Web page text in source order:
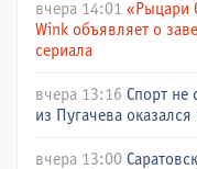
вчера 14:01 «Рыцари
Wink объявляет о
сериала
вчера 13:16 Спорт не
из Пугачева
вчера 13:00